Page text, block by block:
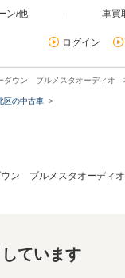
ン/他 車買
ログイン
ダウン ブルメスタオーディオ
区の中古車
ン ブルメスタオーディ
ています